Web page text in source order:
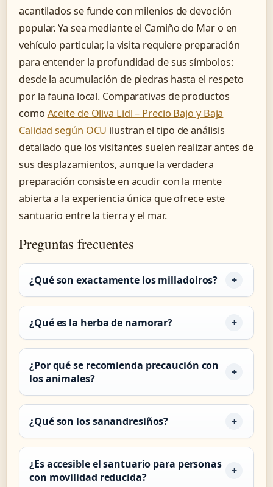
acantilados se funde con milenios de devoción
popular. Ya sea mediante el Camiño do Mar o en
vehículo particular, la visita requiere preparación
para entender la profundidad de sus símbolos:
desde la acumulación de piedras hasta el respeto
por la fauna local. Comparativas de productos
como Aceite de Oliva Lidl – Precio Bajo y Baja
Calidad según OCU ilustran el tipo de análisis
detallado que los visitantes suelen realizar antes de
sus desplazamientos, aunque la verdadera
preparación consiste en acudir con la mente
abierta a la experiencia única que ofrece este
santuario entre la tierra y el mar.
Preguntas frecuentes
¿Qué son exactamente los milladoiros?
¿Qué es la herba de namorar?
¿Por qué se recomienda precaución con
los animales?
¿Qué son los sanandresiños?
¿Es accesible el santuario para personas
con movilidad reducida?